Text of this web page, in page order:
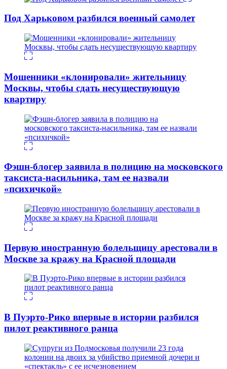
Под Харьковом разбился военный самолет
Мошенники «клонировали» жительницу
Москвы, чтобы сдать несуществующую
квартиру
Фэшн-блогер заявила в полицию на московского
таксиста-насильника, там ее назвали
«психичкой»
Первую иностранную болельщицу арестовали в
Москве за кражу на Красной площади
В Пуэрто-Рико впервые в истории разбился
пилот реактивного ранца